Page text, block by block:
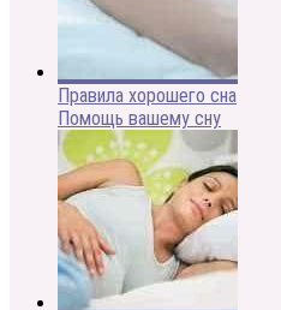
Правила хорошего сна
Помощь вашему сну